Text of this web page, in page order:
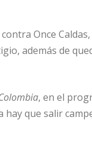
Once
además de
, en el
hay que salir